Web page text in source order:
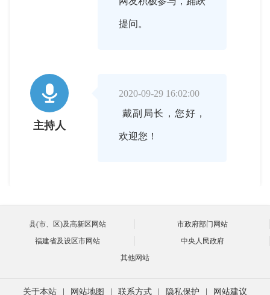
提问。

主持人
2020-09-29 16:02:00
戴副局长，您好，
欢迎您！

戴华东
2020-09-29 16:03:00
主持人好，各位网
县(市、区)及高新区网站
市政府部门网站
福建省及设区市网站
中央人民政府
其他网站
关于本站 网站地图 联系方式 隐私保护 网站建议